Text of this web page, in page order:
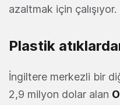
azaltmak için çalışıyor.
Plastik
İngiltere merkezli bir
2,9 milyon dolar alan